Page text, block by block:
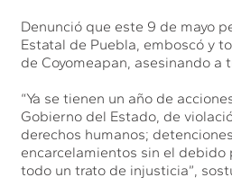
Denunció que este 9 de mayo
Estatal de Puebla, emboscó y
de Coyomeapan, asesinando a
“Ya se tienen un año de
Gobierno del Estado, de
derechos humanos;
encarcelamientos sin el debido
todo un trato de injusticia”,